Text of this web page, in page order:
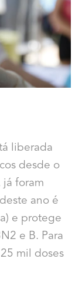
liberada
desde o
foram
ano é
e protege
e B. Para
mil doses